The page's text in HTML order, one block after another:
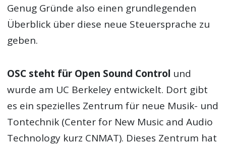
Genug Gründe also einen grundlegenden
Überblick über diese neue Steuersprache zu
geben.
OSC steht für Open Sound Control und
wurde am UC Berkeley entwickelt. Dort gibt
es ein spezielles Zentrum für neue Musik- und
Tontechnik (Center for New Music and Audio
Technology kurz CNMAT). Dieses Zentrum hat